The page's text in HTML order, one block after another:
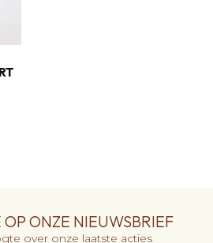
ONZE NIEUWSBRIEF
over onze laatste acties